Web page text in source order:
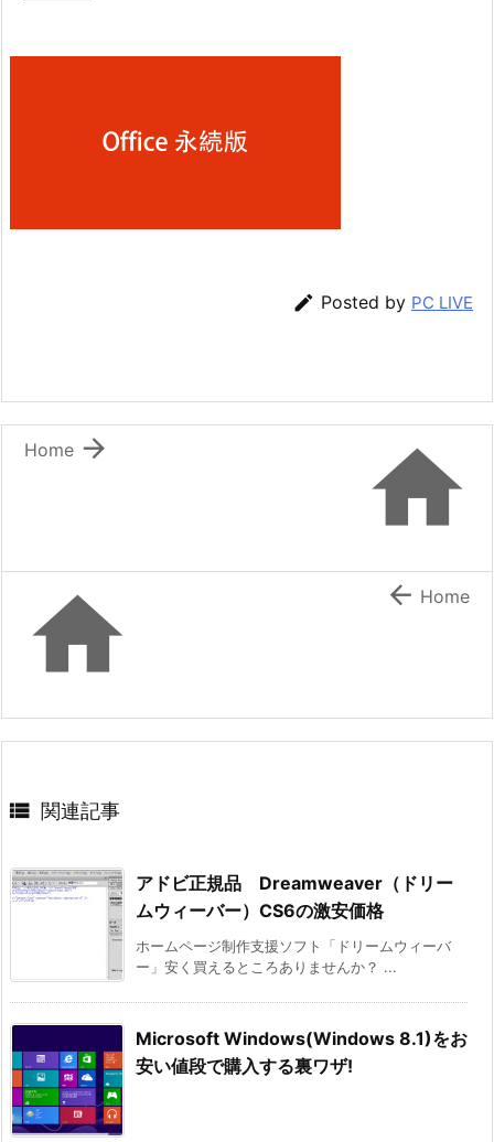
 Posted by PC LIVE


Home
  Home
 関連記事
アドビ正規品 Dreamweaver（ドリー
ムウィーバー）CS6の激安価格
ホームページ制作支援ソフト「ドリームウィーバ
ー」安く買えるところありませんか？ ...
Microsoft Windows(Windows 8.1)をお
安い値段で購入する裏ワザ!